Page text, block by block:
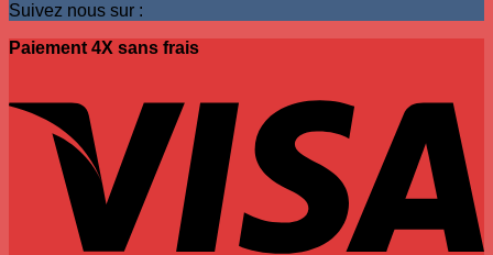
Suivez nous sur :
Paiement 4X sans frais